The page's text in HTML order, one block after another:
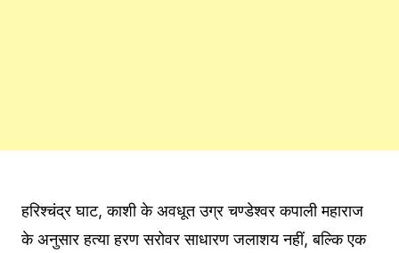
हरिश्चंद्र घाट, काशी के अवधूत उग्र चण्डेश्वर कपाली महाराज
के अनुसार हत्या हरण सरोवर साधारण जलाशय नहीं, बल्कि एक